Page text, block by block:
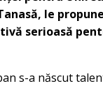
le
serioasă
s-a născut